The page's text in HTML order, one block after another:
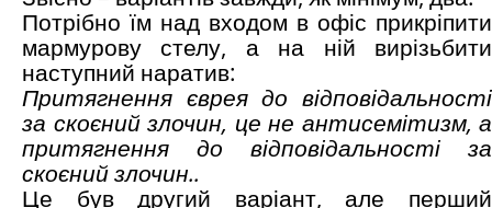
Потрібно їм над входом в офіс прикріпити
мармурову стелу, а на ній вирізьбити
наступний наратив:
Притягнення єврея до відповідальності
за скоєний злочин, це не антисемітизм, а
притягнення до відповідальності за
скоєний злочин..
Це був другий варіант, але перший